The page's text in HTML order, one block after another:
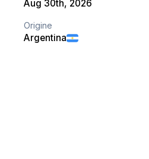
Aug 30th, 2026
Origine
Argentina